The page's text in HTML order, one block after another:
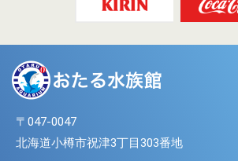
〒047-0047
北海道小樽市祝津3丁目303番地